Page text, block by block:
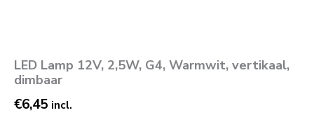
LED Lamp 12V, 2,5W, G4, Warmwit, vertikaal,
dimbaar
€6,45 incl.